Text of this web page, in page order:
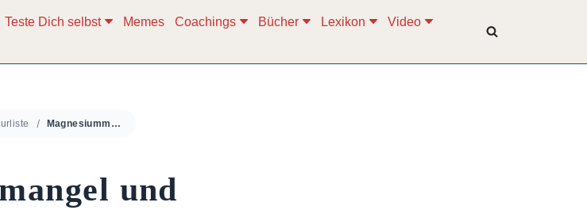
Teste Dich selbst Memes Coachings Bücher Lexikon
Video
Magnesiummangel und Alkoholkonsum: Mechanismen, klinische Bedeutung und möglicher Zusammenhang mit der Krebsentwicklung
und